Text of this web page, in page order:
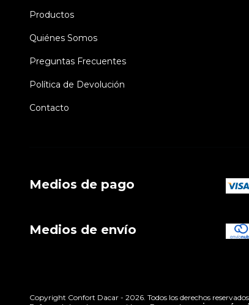
Productos
Quiénes Somos
Preguntas Frecuentes
Política de Devolución
Contacto
Medios de pago
Medios de envío
Copyright Confort Dacar - 2026. Todos los derechos reservados.